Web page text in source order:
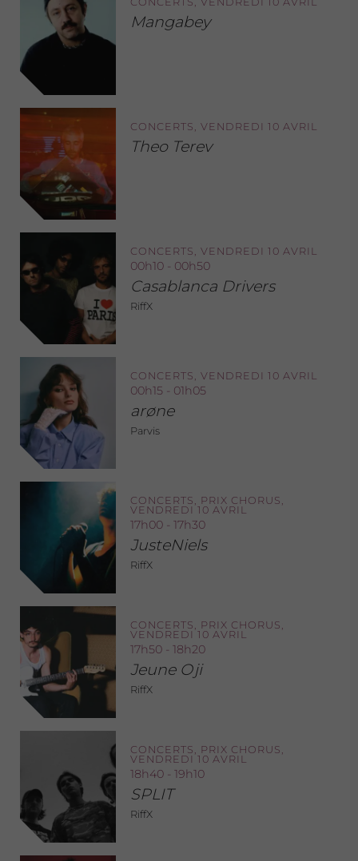
Mangabey
CONCERTS, VENDREDI 10 AVRIL
Theo Terev
CONCERTS, VENDREDI 10 AVRIL
00h10 - 00h50
Casablanca Drivers
RiffX
CONCERTS, VENDREDI 10 AVRIL
00h15 - 01h05
arøne
Parvis
CONCERTS, PRIX CHORUS,
VENDREDI 10 AVRIL
17h00 - 17h30
JusteNiels
RiffX
CONCERTS, PRIX CHORUS,
VENDREDI 10 AVRIL
17h50 - 18h20
Jeune Oji
RiffX
CONCERTS, PRIX CHORUS,
VENDREDI 10 AVRIL
18h40 - 19h10
SPLIT
RiffX